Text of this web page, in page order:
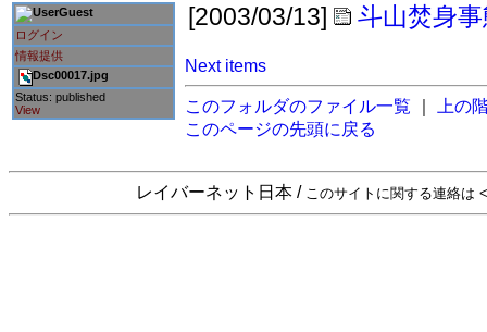
Guest
ログイン
情報提供
Dsc00017.jpg
Status: published
View
[2003/03/13]
斗山焚身
Next items
このフォルダのファイル一覧
上の
このページの先頭に戻る
レイバーネット日本 / このサイトに関する連絡は